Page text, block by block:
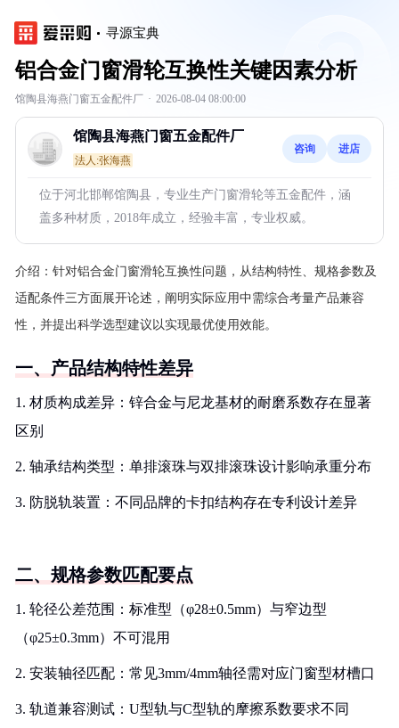
寻源宝典
铝合金门窗滑轮互换性关键因素分析
馆陶县海燕门窗五金配件厂 · 2026-08-04 08:00:00
馆陶县海燕门窗五金配件厂
法人:张海燕
咨询 进店
位于河北邯郸馆陶县，专业生产门窗滑轮等五金配件，涵
盖多种材质，2018年成立，经验丰富，专业权威。
介绍： 针对铝合金门窗滑轮互换性问题，从结构特性、规格参数及
适配条件三方面展开论述，阐明实际应用中需综合考量产品兼容
性，并提出科学选型建议以实现最优使用效能。
一、产品结构特性差异
1. 材质构成差异：锌合金与尼龙基材的耐磨系数存在显著
区别
2. 轴承结构类型：单排滚珠与双排滚珠设计影响承重分布
3. 防脱轨装置：不同品牌的卡扣结构存在专利设计差异
二、规格参数匹配要点
1. 轮径公差范围：标准型（φ28±0.5mm）与窄边型
（φ25±0.3mm）不可混用
2. 安装轴径匹配：常见3mm/4mm轴径需对应门窗型材槽口
3. 轨道兼容测试：U型轨与C型轨的摩擦系数要求不同